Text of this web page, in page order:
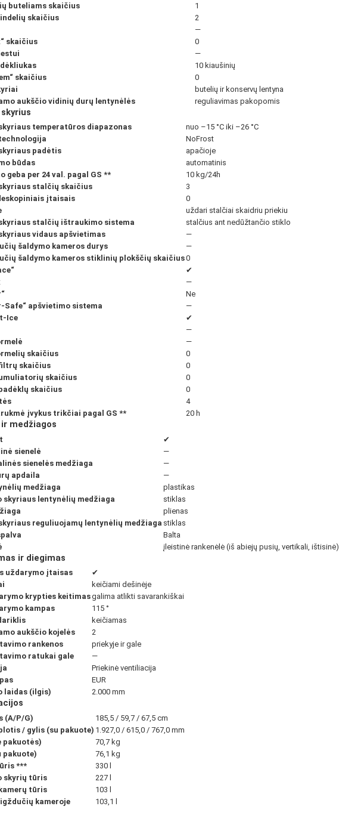
buteliams skaičius
1
skaičius
2
—
skaičius
0
—
10 kiaušinių
skaičius
0
butelių ir konservų lentyna
aukščio vidinių durų lentynėlės
reguliavimas pakopomis
temperatūros diapazonas
nuo –15 °C iki –26 °C
NoFrost
padėtis
apačioje
būdas
automatinis
geba per 24 val. pagal GS **
10 kg/24h
stalčių skaičius
3
įtaisais
0
uždari stalčiai skaidriu priekiu
stalčių ištraukimo sistema
stalčius ant nedūžtančio stiklo
vidaus apšvietimas
—
šaldymo kameros durys
—
šaldymo kameros stiklinių plokščių skaičius0
✔
—
Ne
Safe“ apšvietimo sistema
—
Ice
✔
—
—
skaičius
0
skaičius
0
skaičius
0
skaičius
0
4
įvykus trikčiai pagal GS ** 20 h
medžiagos
✔
sienelė
—
sienelės medžiaga
—
apdaila
—
medžiaga
plastikas
skyriaus lentynėlių medžiaga
stiklas
plienas
reguliuojamų lentynėlių medžiaga stiklas
Balta
įleistinė rankenėlė (iš abiejų pusių, vertikali, ištisinė)
ir diegimas
uždarymo įtaisas
✔
keičiami dešinėje
krypties keitimasgalima atlikti savarankiškai
kampas
115 °
keičiamas
aukščio kojelės
2
rankenos
priekyje ir gale
ratukai gale
—
Priekinė ventiliacija
EUR
laidas (ilgis)
2.000 mm
(A/P/G)
185,5 / 59,7 / 67,5 cm
/ gylis (su pakuote) 1.927,0 / 615,0 / 767,0 mm
pakuotės)
70,7 kg
pakuote)
76,1 kg
***
330 l
skyrių tūris
227 l
tūris
103 l
kameroje
103,1 l